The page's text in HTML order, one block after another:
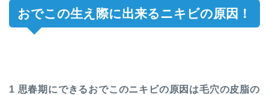
おでこの生え際に出来るニキビの原因！
1 思春期にできるおでこのニキビの原因は毛穴の皮脂の